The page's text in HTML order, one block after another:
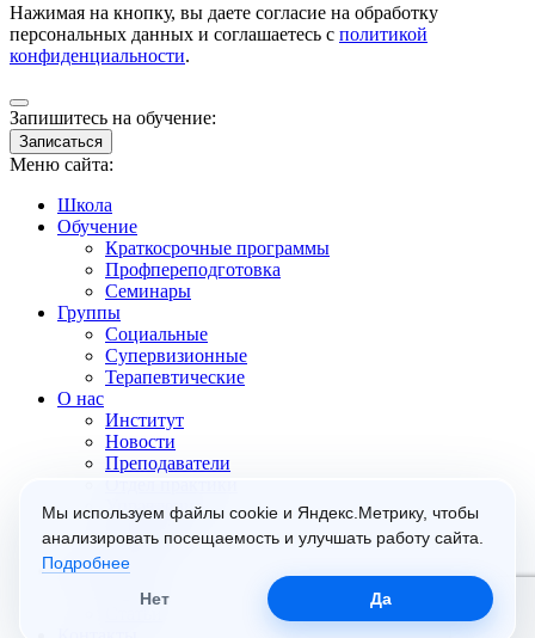
Мы используем файлы cookie и Яндекс.Метрику, чтобы
анализировать посещаемость и улучшать работу сайта.
Подробнее
Нет
Да
Нажимая на кнопку, вы даете согласие на обработку
персональных данных и соглашаетесь с политикой
конфиденциальности.
Запишитесь на обучение:
Записаться
Меню сайта:
Школа
Обучение
Краткосрочные программы
Профпереподготовка
Семинары
Группы
Социальные
Супервизионные
Терапевтические
О нас
Институт
Новости
Преподаватели
Управление
Документы
Отзывы
Библиотека
Книги